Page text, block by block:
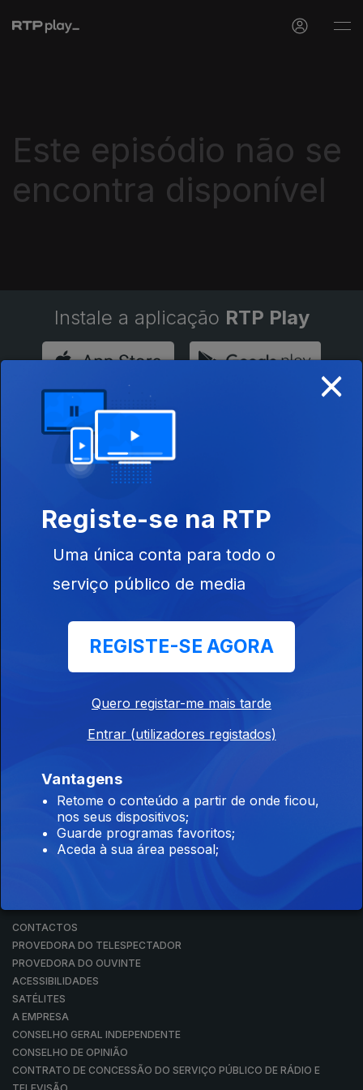
Este episódio não se
encontra disponível
Instale a aplicação RTP Play
Disponível para iOS, Android, Apple TV, Android TV e
CarPlay
RTP PLAY
EM DIRETO
REVER PROGRAMAS
CONCURSOS
CONTACTOS
PROVEDORA DO TELESPECTADOR
PROVEDORA DO OUVINTE
ACESSIBILIDADES
SATÉLITES
A EMPRESA
CONSELHO GERAL INDEPENDENTE
CONSELHO DE OPINIÃO
CONTRATO DE CONCESSÃO DO SERVIÇO PÚBLICO DE RÁDIO E
×
Registe-se na RTP
Uma única conta para todo o
serviço público de media
REGISTE-SE AGORA
Quero registar-me mais tarde
Entrar (utilizadores registados)
Vantagens
Retome o conteúdo a partir de onde ficou,
nos seus dispositivos;
Guarde programas favoritos;
Aceda à sua área pessoal;